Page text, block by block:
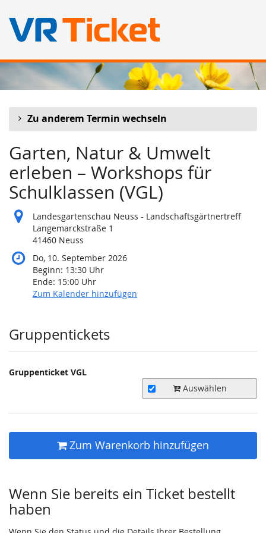
springen
Zu anderem Termin wechseln
Garten, Natur & Umwelt
erleben – Workshops für
Schulklassen (VGL)
Landesgartenschau Neuss - Landschaftsgärtnertreff
Langemarckstraße 1
41460 Neuss
Do, 10. September 2026
Beginn: 13:30 Uhr
Ende: 15:00 Uhr
Zum Kalender hinzufügen
Produkte
Gruppentickets
Gruppenticket VGL
Auswählen
Zum Warenkorb hinzufügen
Wenn Sie bereits ein Ticket bestellt
haben